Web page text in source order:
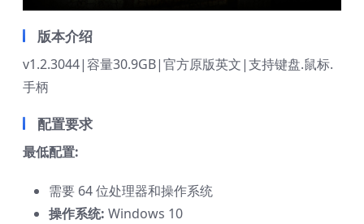
版本介绍
v1.2.3044|容量30.9GB|官方原版英文|支持键盘.鼠标.
手柄
配置要求
最低配置:
需要 64 位处理器和操作系统
操作系统: Windows 10